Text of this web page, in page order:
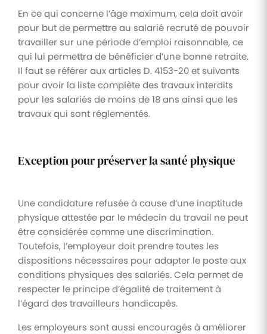
En ce qui concerne l’âge maximum, cela doit avoir
pour but de permettre au salarié recruté de pouvoir
travailler sur une période d’emploi raisonnable, ce
qui lui permettra de bénéficier d’une bonne retraite.
Il faut se référer aux articles D. 4153-20 et suivants
pour avoir la liste complète des travaux interdits
pour les salariés de moins de 18 ans ainsi que les
travaux qui sont réglementés.
Exception pour préserver la santé physique
Une candidature refusée à cause d’une inaptitude
physique attestée par le médecin du travail ne peut
être considérée comme une discrimination.
Toutefois, l’employeur doit prendre toutes les
dispositions nécessaires pour adapter le poste aux
conditions physiques des salariés. Cela permet de
respecter le principe d’égalité de traitement à
l’égard des travailleurs handicapés.
Les employeurs sont aussi encouragés à améliorer